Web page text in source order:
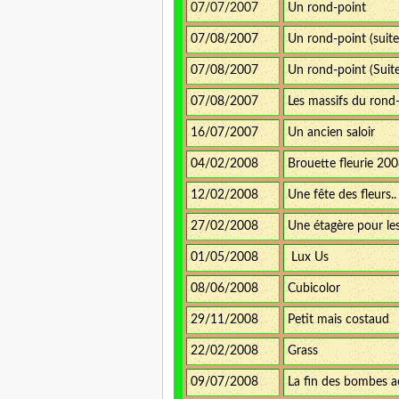
07/07/2007 Un rond-point
07/08/2007 Un rond-point
07/08/2007 Un rond-point
07/08/2007 Les massifs du
16/07/2007 Un ancien saloir
04/02/2008 Brouette fleurie
12/02/2008 Une fête des fleurs..
27/02/2008 Une étagère pour
01/05/2008 Lux Us
08/06/2008 Cubicolor
29/11/2008 Petit mais costaud
22/02/2008 Grass
09/07/2008 La fin des bombes